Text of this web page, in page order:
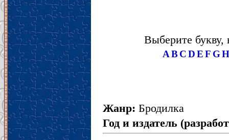
Выберите букву,
ABCDEF GH
Жанр: Бродилка
Год и издатель